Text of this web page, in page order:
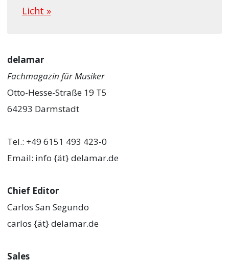
Licht »
delamar
Fachmagazin für Musiker
Otto-Hesse-Straße 19 T5
64293 Darmstadt
Tel.: +49 6151 493 423-0
Email: info {ät} delamar.de
Chief Editor
Carlos San Segundo
carlos {ät} delamar.de
Sales